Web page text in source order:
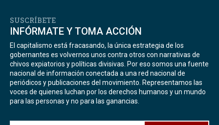
SUSCRÍBETE
INFÓRMATE Y TOMA ACCIÓN
El capitalismo está fracasando, la única estrategia de los
gobernantes es volvernos unos contra otros con narrativas de
chivos expiatorios y políticas divisivas. Por eso somos una fuente
nacional de información conectada a una red nacional de
periódicos y publicaciones del movimiento. Representamos las
voces de quienes luchan por los derechos humanos y un mundo
para las personas y no para las ganancias.